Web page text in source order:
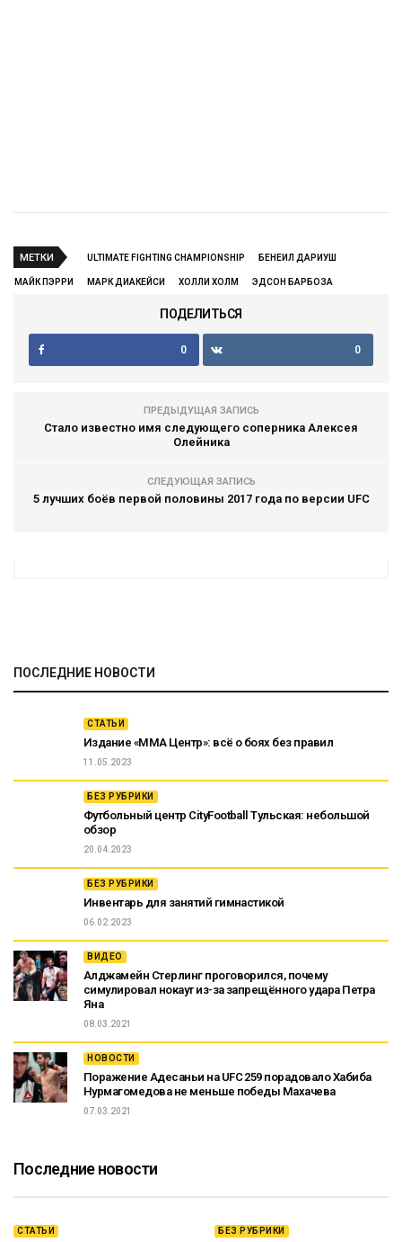
МЕТКИ ULTIMATE FIGHTING CHAMPIONSHIP БЕНЕИЛ ДАРИУШ
МАЙК ПЭРРИ МАРК ДИАКЕЙСИ ХОЛЛИ ХОЛМ ЭДСОН БАРБОЗА
ПОДЕЛИТЬСЯ
0 0
ПРЕДЫДУЩАЯ ЗАПИСЬ
Стало известно имя следующего соперника Алексея
Олейника
СЛЕДУЮЩАЯ ЗАПИСЬ
5 лучших боёв первой половины 2017 года по версии UFC
ПОСЛЕДНИЕ НОВОСТИ
СТАТЬИ
Издание «ММА Центр»: всё о боях без правил
11.05.2023
БЕЗ РУБРИКИ
Футбольный центр CityFootball Тульская: небольшой
обзор
20.04.2023
БЕЗ РУБРИКИ
Инвентарь для занятий гимнастикой
06.02.2023
ВИДЕО
Алджамейн Стерлинг проговорился, почему
симулировал нокаут из-за запрещённого удара Петра
Яна
08.03.2021
НОВОСТИ
Поражение Адесаньи на UFC 259 порадовало Хабиба
Нурмагомедова не меньше победы Махачева
07.03.2021
Последние новости
СТАТЬИ БЕЗ РУБРИКИ